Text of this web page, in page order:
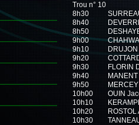
Trou n° 10
8h30
8h40
8h50
9h00
9h10
9h20
9h30
FLORIN
9h40
9h50
10h00
OUIN
10h10
10h20
ROSTOL
10h30